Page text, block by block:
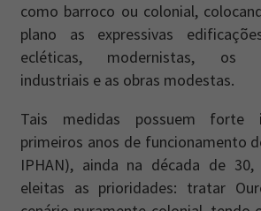
como barroco ou colonial,
plano as expressivas
ecléticas, modernistas, os
industriais e as obras modestas.
Tais medidas possuem forte
primeiros anos de funcionamento
IPHAN), ainda na década de
eleitas as prioridades: tratar